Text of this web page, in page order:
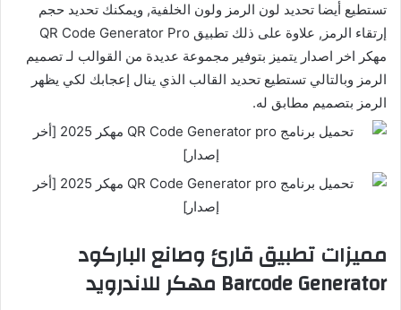
تستطيع أيضا تحديد لون الرمز ولون الخلفية, ويمكنك تحديد حجم
إرتقاء الرمز, علاوة على ذلك تطبيق QR Code Generator Pro
مهكر اخر اصدار يتميز بتوفير مجموعة عديدة من القوالب لـ تصميم
الرمز وبالتالي تستطيع تحديد القالب الذي ينال إعجابك لكي يظهر
الرمز بتصميم مطابق له.
مميزات تطبيق قارئ وصانع الباركود
Barcode Generator مهكر للاندرويد